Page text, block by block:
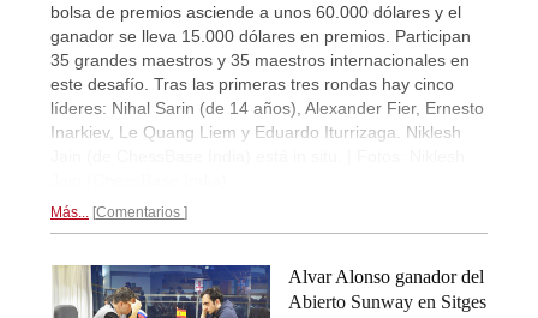
bolsa de premios asciende a unos 60.000 dólares y el
ganador se lleva 15.000 dólares en premios. Participan
35 grandes maestros y 35 maestros internacionales en
este desafío. Tras las primeras tres rondas hay cinco
líderes: Nihal Sarin (de 14 años), Alexander Fier, Ernesto
Inarkiev, Le Quang Liem y Eduardo Iturrizaga. Niklesh
Más... Comentarios
Alvar Alonso ganador del
Abierto Sunway en Sitges